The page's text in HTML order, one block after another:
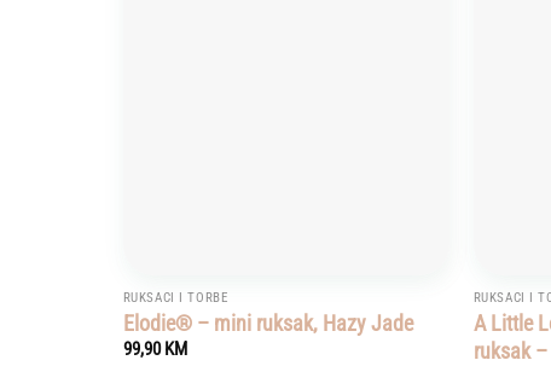
RUKSACI I TORBE
Elodie® – mini ruksak, Hazy Jade
99,90KM
RUKSACI I
A Little
ruksak